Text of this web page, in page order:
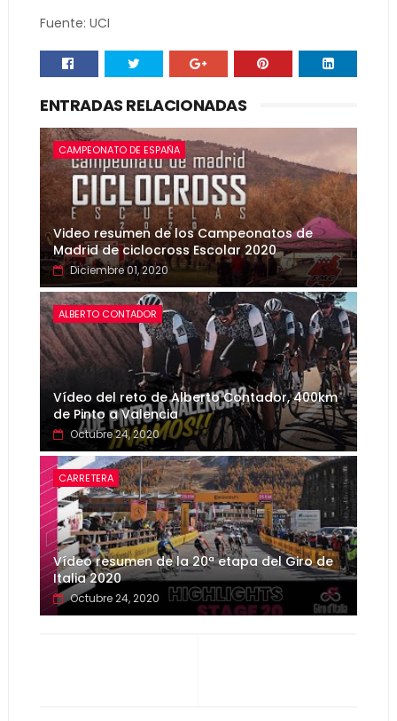
Fuente: UCI
ENTRADAS RELACIONADAS
CAMPEONATO DE ESPAÑA
Video resumen de los Campeonatos de
Madrid de ciclocross Escolar 2020
Diciembre 01, 2020
ALBERTO CONTADOR
Vídeo del reto de Alberto Contador, 400km
de Pinto a Valencia
Octubre 24, 2020
CARRETERA
Vídeo resumen de la 20ª etapa del Giro de
Italia 2020
Octubre 24, 2020